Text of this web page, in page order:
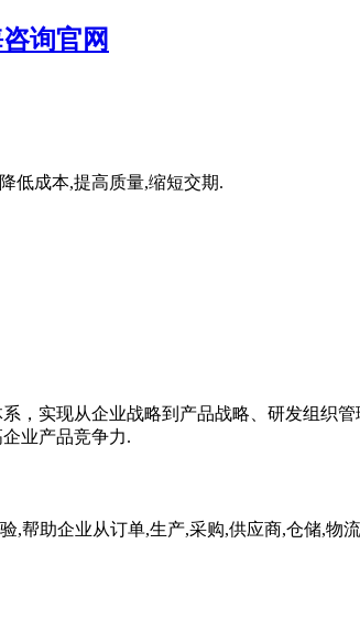
低成本,提高质量,缩短交期.
，实现从企业战略到产品战略、研发组织
业产品竞争力.
,帮助企业从订单,生产,采购,供应商,仓储,物